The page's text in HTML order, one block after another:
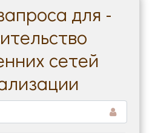
для -
сетей